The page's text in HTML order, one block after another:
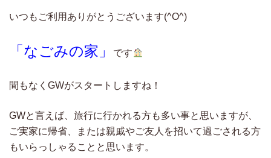
いつもご利用ありがとうございます(^O^)
「なごみの家」 です
間もなくGWがスタートしますね！
GWと言えば、旅行に行かれる方も多い事と思いますが、
ご実家に帰省、または親戚やご友人を招いて過ごされる方
もいらっしゃることと思います。